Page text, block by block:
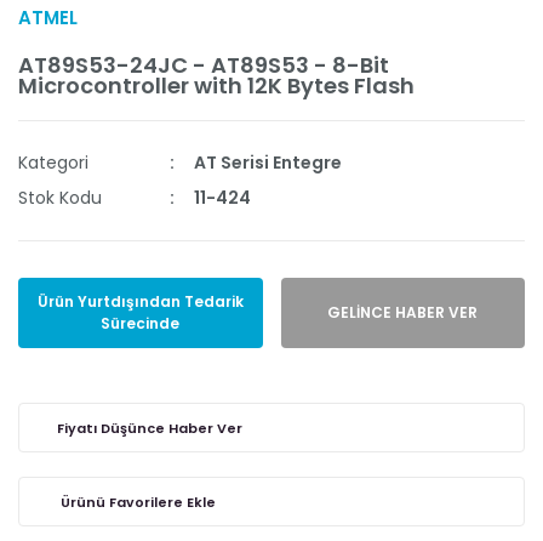
ATMEL
AT89S53-24JC - AT89S53 - 8-Bit
Microcontroller with 12K Bytes Flash
Kategori
AT Serisi Entegre
Stok Kodu
11-424
Ürün Yurtdışından Tedarik
Sürecinde
GELİNCE HABER VER
Fiyatı Düşünce Haber Ver